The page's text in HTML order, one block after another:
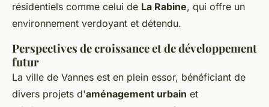
résidentiels comme celui de La Rabine, qui offre un
environnement verdoyant et détendu.
Perspectives de croissance et de développement
futur
La ville de Vannes est en plein essor, bénéficiant de
divers projets d'aménagement urbain et